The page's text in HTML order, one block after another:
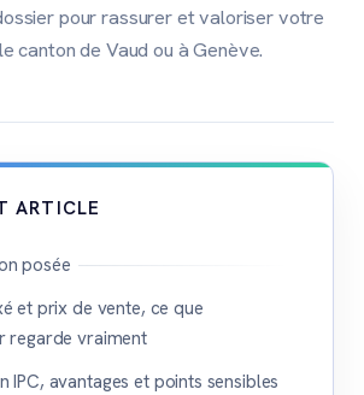
pour rassurer et valoriser votre
canton de Vaud ou à Genève.
ARTICLE
posée
et prix de vente, ce que
regarde vraiment
IPC, avantages et points sensibles